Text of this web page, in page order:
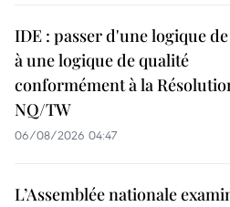
IDE : passer d'une logique
à une logique de qualité
conformément à la
NQ/TW
06/08/2026 04:47
L’Assemblée nationale